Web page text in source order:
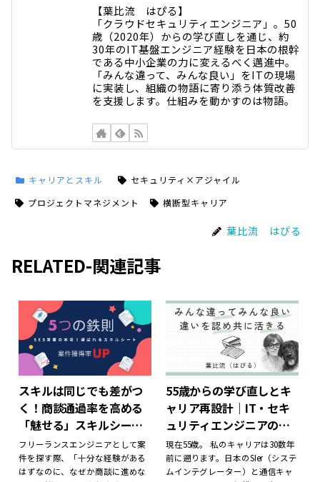
【葉比流 はぴる】
「クラウドセキュリティエンジニア」。50
歳（2020年）からの学び直しを通じ、約
30年のIT基盤エンジニア経験を日本の根幹
である中小企業の力に変えるべく邁進中。
「みんな違って、みんな良い」をITの現場
に実装し、組織の物語に寄り添う体質改善
を支援します。仕組みを動かすのは物語。
キャリアとスキル
セキュリティ×アジャイル
プロジェクトマネジメント
横断型キャリア
葉比流 はぴる
RELATED-関連記事
スキルは同じでも差がつ
く！商談通過率を高める
「魅せる」スキルシート
の鉄則
フリーランスエンジニアとして案
件を探す際、「十分な経験がある
はずなのに、なぜか商談に進めな
55歳からの学び直しとキ
ャリア再設計｜IT・セキ
ュリティエンジニアの自
己紹介
現在55歳。 私のキャリアは30数年
前に遡ります。日本のSIer（システ
ムインテグレーター）と通信キャ